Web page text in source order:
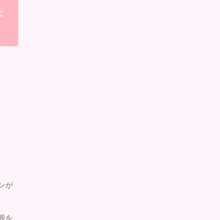
が
を